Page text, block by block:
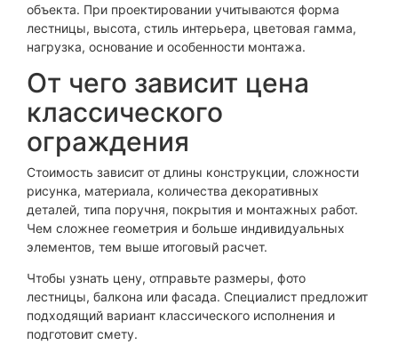
объекта. При проектировании учитываются форма
лестницы, высота, стиль интерьера, цветовая гамма,
нагрузка, основание и особенности монтажа.
От чего зависит цена
классического
ограждения
Стоимость зависит от длины конструкции, сложности
рисунка, материала, количества декоративных
деталей, типа поручня, покрытия и монтажных работ.
Чем сложнее геометрия и больше индивидуальных
элементов, тем выше итоговый расчет.
Чтобы узнать цену, отправьте размеры, фото
лестницы, балкона или фасада. Специалист предложит
подходящий вариант классического исполнения и
подготовит смету.